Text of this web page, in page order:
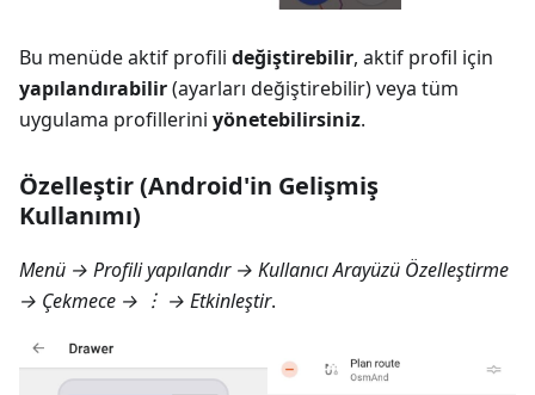
Bu menüde aktif profili değiştirebilir, aktif profil için
yapılandırabilir(ayarları değiştirebilir) veya tüm
uygulama profillerini yönetebilirsiniz.
Özelleştir (Android'in Gelişmiş
Kullanımı)
Menü → Profili yapılandır → Kullanıcı Arayüzü Özelleştirme
→ Çekmece → ︙ → Etkinleştir.